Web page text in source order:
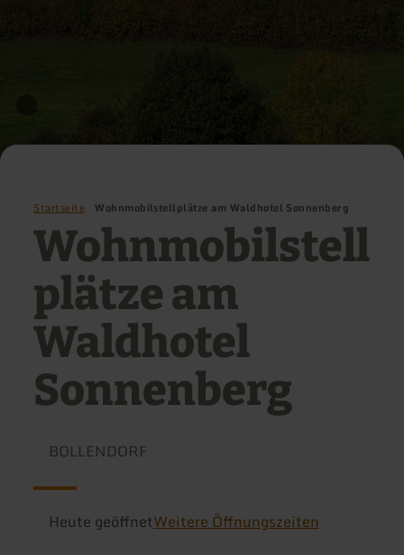
Startseite Wohnmobilstellplätze am Waldhotel Sonnenberg
Wohnmobilstell
plätze am
Waldhotel
Sonnenberg
BOLLENDORF
Heute geöffnetWeitere Öffnungszeiten